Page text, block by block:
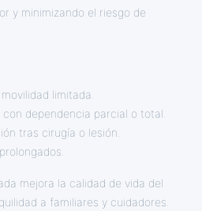
y minimizando el riesgo de
limitada.
dependencia parcial o total.
tras cirugía o lesión.
mejora la calidad de vida del
a familiares y cuidadores.